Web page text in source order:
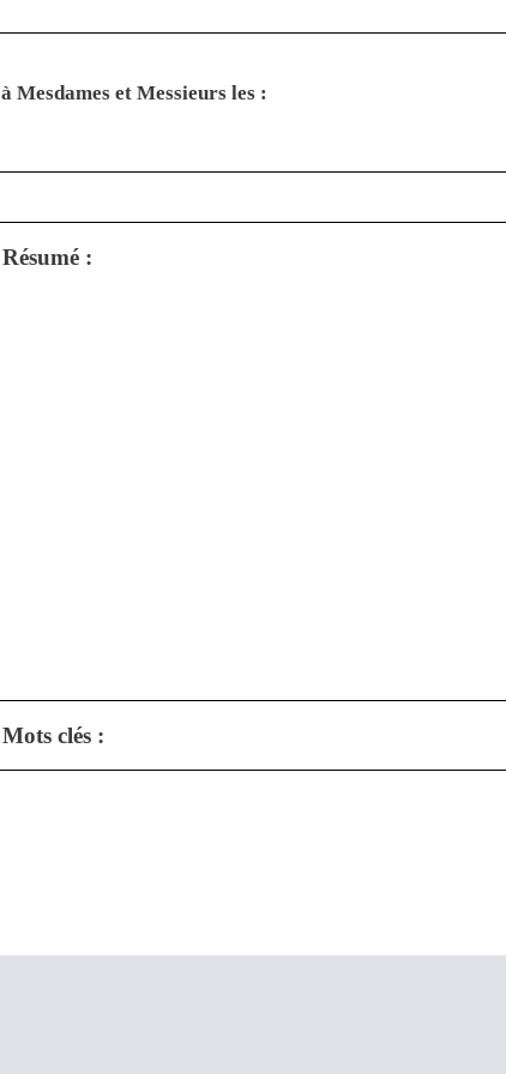
à Mesdames et Messieurs les :
Résumé :
Mots clés :